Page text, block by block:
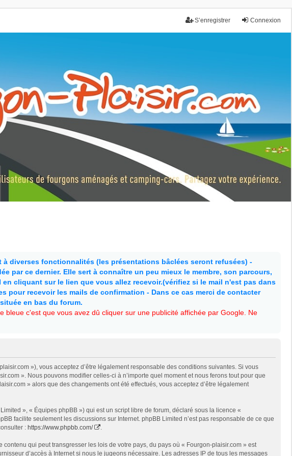
Connexion
S’enregistrer
votre expérience.
diverses fonctionnalités (les présentations bâclées seront refusées) -
par ce dernier. Elle sert à connaître un peu mieux le membre, son parcours,
en cliquant sur le lien que vous allez recevoir.(vérifiez si le mail n'est pas dans
pour recevoir les mails de confirmation - Dans ce cas merci de contacter
en bas du forum.
c'est que vous avez dû cliquer sur une publicité affichée par Google. Ne
»), vous acceptez d’être légalement responsable des conditions suivantes. Si vous
». Nous pouvons modifier celles-ci à n’importe quel moment et nous ferons tout pour que
» alors que des changements ont été effectués, vous acceptez d’être légalement
», « Équipes phpBB ») qui est un script libre de forum, déclaré sous la licence «
facilite seulement les discussions sur Internet. phpBB Limited n’est pas responsable de ce que
: https://www.phpbb.com/ .
qui peut transgresser les lois de votre pays, du pays où « Fourgon-plaisir.com » est
d’accès à Internet si nous le jugeons nécessaire. Les adresses IP de tous les messages